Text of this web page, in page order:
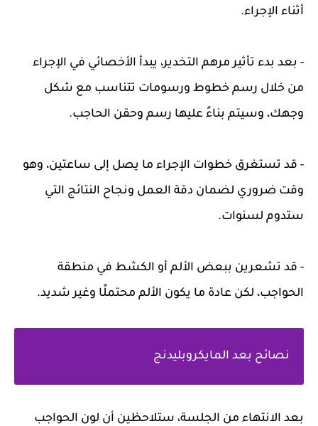
أثناء الإجراء.
- بعد بدء تأثير مرهم التخدير، يبدأ الأخصائي في الإجراء
من خلال رسم خطوط ورسومات تتناسب مع شكل
وجهك، وسيتم بناءً عليها رسم وحقن الحاجب.
- قد تستغرق خطوات الإجراء ما يصل إلى ساعتين، وهو
وقت ضروري لضمان دقة العمل ونجاح النتائج التي
ستدوم لسنوات.
- قد تشعرين ببعض الألم أو الكشط في منطقة
الحواجب، لكن عادة ما يكون الألم محتملًا وغير شديد.
نصائح بعد المايكروبليدنج
بعد الانتهاء من الجلسة، ستلاحظين أن لون الحواجب